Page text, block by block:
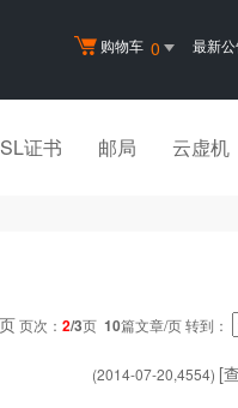
购物车 0 最新
证书 邮局 云虚机
页次： 2/3页 10篇文章/页 转到：
(2014-07-20,4554) [